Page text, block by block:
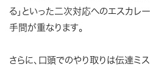
る」といった二次対応へのエスカレ
手間が重なります。
さらに、口頭でのやり取りは伝達ミ